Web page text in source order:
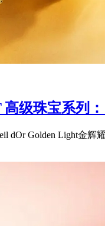
级珠宝系列
dOr Golden Light金